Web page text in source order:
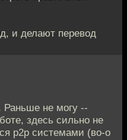
и делают перевод
Раньше не могу --
здесь сильно не
p2p системами (во-о